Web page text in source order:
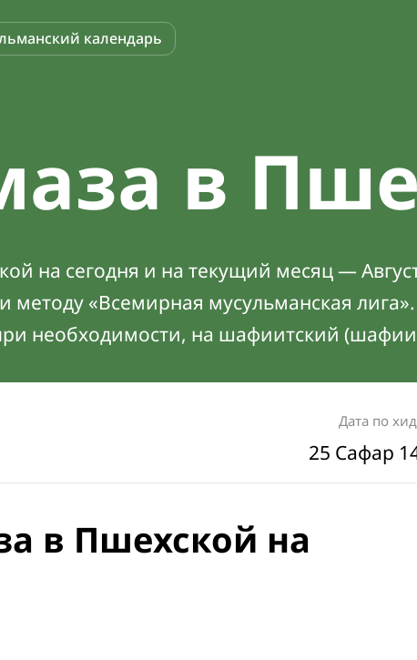
календарь
в
на сегодня и на текущий месяц —
методу «Всемирная мусульманская
необходимости, на шафиитский
Дата по
25 Сафар
в Пшехской на